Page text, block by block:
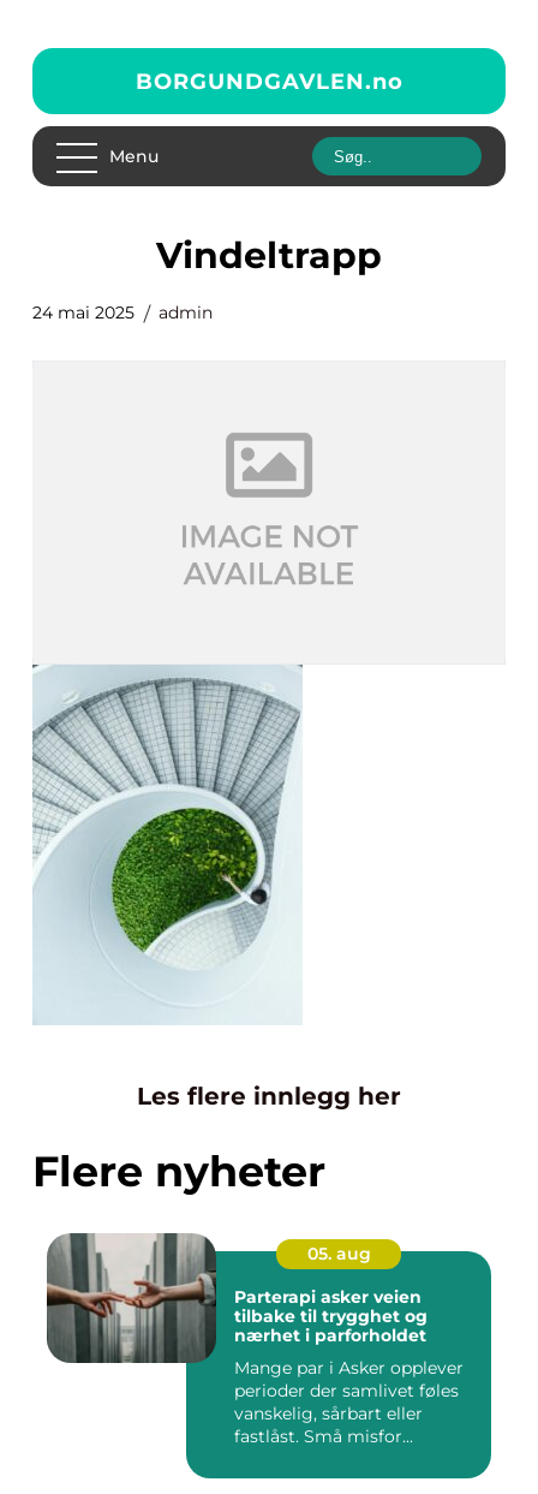
BORGUNDGAVLEN.no
Menu
vindeltrapp
24 mai 2025 admin
Les flere innlegg her
Flere nyheter
05. aug
Parterapi asker veien
tilbake til trygghet og
nærhet i parforholdet
Mange par i Asker opplever
perioder der samlivet føles
vanskelig, sårbart eller
fastlåst. Små misfor...